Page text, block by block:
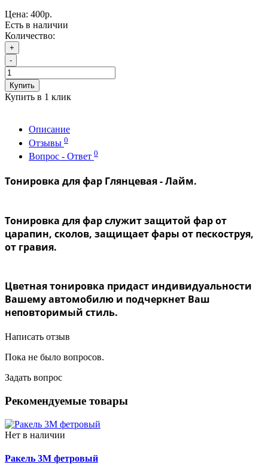
Цена: 400р.
Есть в наличии
Количество:
+
-
Купить
Купить в 1 клик
Описание
Отзывы 0
Вопрос - Ответ 0
Тонировка для фар Глянцевая - Лайм.
Тонировка для фарслужит защитой фар от
царапин, сколов, защищает фары от пескоструя,
от гравия.
Цветная тонировка придаст индивидуальности
Вашему автомобилю и подчеркнет Ваш
неповторимый стиль.
Написать отзыв
Пока не было вопросов.
Задать вопрос
Рекомендуемые товары
Нет в наличии
Ракель 3M фетровый